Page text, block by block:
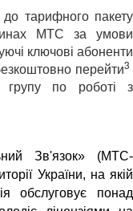
тарифного пакету
МТС за умови
ключові абоненти
перейти3
по роботі з
Зв'язок» (МТС-
України, на якій
обслуговує понад